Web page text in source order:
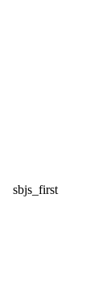
sbjs_first